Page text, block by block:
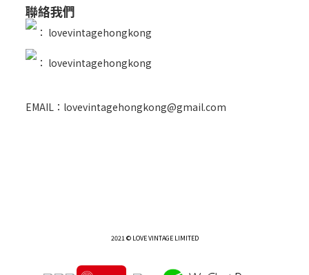
聯絡我們
： lovevintagehongkong
： lovevintagehongkong
EMAIL：lovevintagehongkong@gmail.com
2021 © LOVE VINTAGE LIMITED